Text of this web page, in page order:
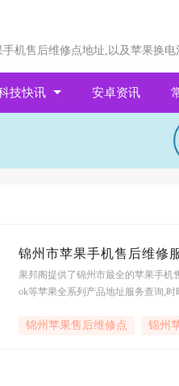
机售后维修点地址,以及苹果换
技快讯 安卓资讯
锦州市苹果手机售后维修
果邦阁提供了锦州市最全的苹果手机
ok等苹果全系列产品地址服务查询,时
锦州苹果售后维修点 锦州